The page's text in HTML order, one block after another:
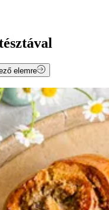
elemre